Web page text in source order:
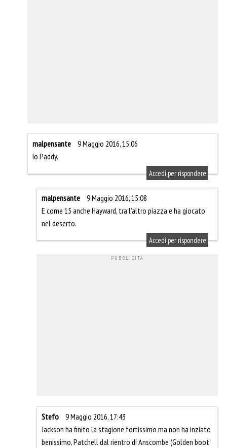
malpensante
9 Maggio 2016, 15:06
Io Paddy.
Accedi per rispondere
malpensante
9 Maggio 2016, 15:08
E come 15 anche Hayward, tra l’altro piazza e ha giocato
nel deserto.
Accedi per rispondere
Stefo
9 Maggio 2016, 17:43
Jackson ha finito la stagione fortissimo ma non ha inziato
benissimo, Patchell dal rientro di Anscombe (Golden boot